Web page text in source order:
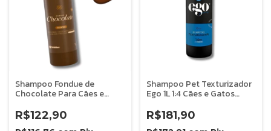
Shampoo Fondue de
Chocolate Para Cães e
Bubbles
R$122,90
Shampoo Pet Texturizador
Ego 1L 1:4 Cães e Gatos
R$181,90